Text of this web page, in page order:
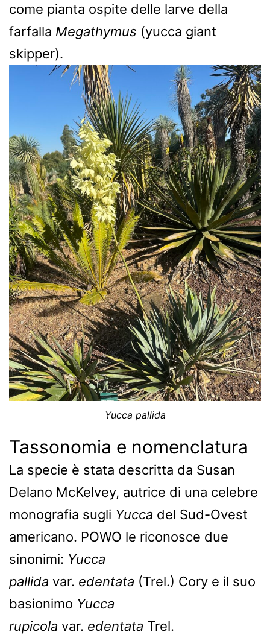
come pianta ospite delle larve della
farfalla Megathymus (yucca giant
skipper).
Yucca pallida
Tassonomia e nomenclatura
La specie è stata descritta da Susan
Delano McKelvey, autrice di una celebre
monografia sugli Yucca del Sud-Ovest
americano. POWO le riconosce due
sinonimi: Yucca
pallida var. edentata (Trel.) Cory e il suo
basionimo Yucca
rupicola var. edentata Trel.